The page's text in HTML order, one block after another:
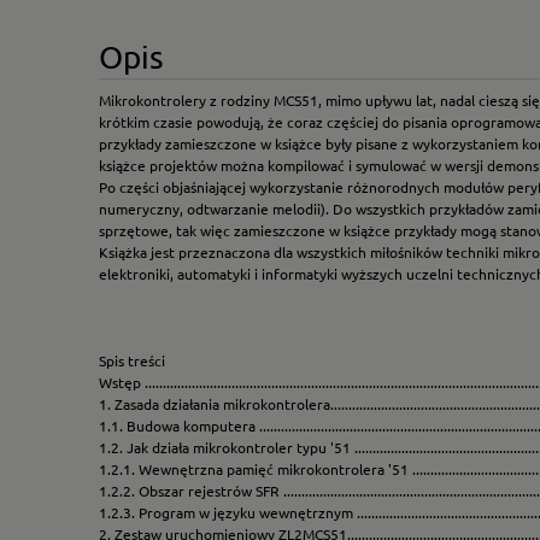
Opis
Mikrokontrolery z rodziny MCS51, mimo upływu lat, nadal cieszą
krótkim czasie powodują, że coraz częściej do pisania
przykłady zamieszczone w książce były pisane z
książce projektów można kompilować i symulować w wersji
Po części objaśniającej wykorzystanie różnorodnych modułów
numeryczny, odtwarzanie melodii). Do wszystkich przykładów
sprzętowe, tak więc zamieszczone w książce przykłady mogą
Książka jest przeznaczona dla wszystkich miłośników techniki
elektroniki, automatyki i informatyki wyższych uczelni
Spis treści
Wstęp
1. Zasada działania
1.1. Budowa komputera
1.2. Jak działa mikrokontroler typu '51
1.2.1. Wewnętrzna pamięć mikrokontrolera '51
1.2.2. Obszar rejestrów SFR
1.2.3. Program w języku wewnętrznym
2. Zestaw uruchomieniowy